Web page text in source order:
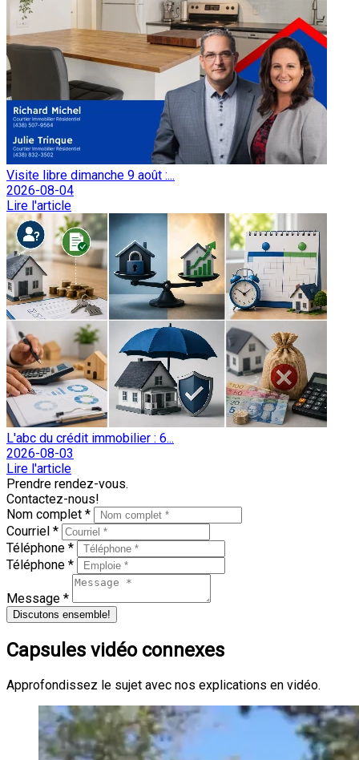
Visite libre dimanche 9 août :...
2026-08-04
Lire l'article
L'abc du crédit immobilier : 6...
2026-08-03
Lire l'article
Prendre rendez-vous.
Contactez-nous!
Nom complet *
Courriel *
Téléphone *
Téléphone *
Message *
Discutons ensemble!
Capsules vidéo connexes
Approfondissez le sujet avec nos explications en vidéo.